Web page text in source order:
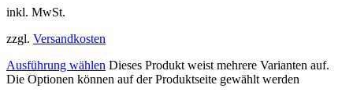
inkl. MwSt.
zzgl. Versandkosten
Ausführung wählen Dieses Produkt weist mehrere Varianten auf.
Die Optionen können auf der Produktseite gewählt werden